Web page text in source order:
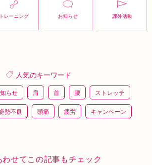
トレーニング お知らせ 課外活動
人気のキーワード
らせ 肩 首 腰 ストレッチ
勢不良 頭痛 疲労 キャンペーン
わせてこの記事もチェック